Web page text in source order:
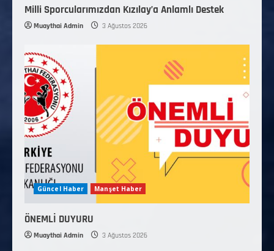
Milli Sporcularımızdan Kızılay’a Anlamlı Destek
Muaythai Admin 3 Ağustos 2026
Güncel Haber Manşet Haber
ÖNEMLİ DUYURU
Muaythai Admin 3 Ağustos 2026